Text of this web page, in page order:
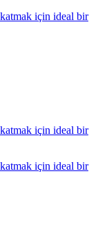
katmak için ideal bir
katmak için ideal bir
katmak için ideal bir